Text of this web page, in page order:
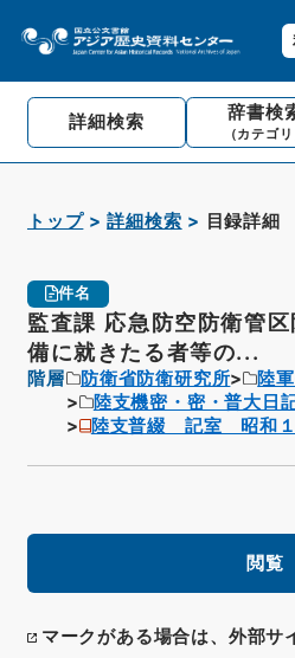
詳細検索 辞書検
（カテゴリ
トップ 詳細検索 目録詳細
件名
監査課 応急防空防衛管
備に就きたる者等の...
階層 防衛省防衛研究所
陸
陸支機密・密・普大日
陸支普綴 記室 昭和
閲覧
マークがある場合は、外部サ